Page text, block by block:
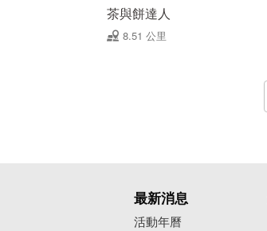
茶與餅達人
8.51 公里
最新消息
活動年曆